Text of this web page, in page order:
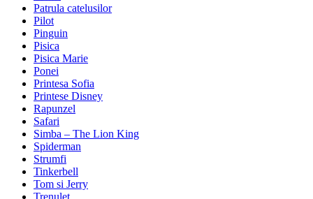
Patrula catelusilor
Pilot
Pinguin
Pisica
Pisica Marie
Ponei
Printesa Sofia
Printese Disney
Rapunzel
Safari
Simba – The Lion King
Spiderman
Strumfi
Tinkerbell
Tom si Jerry